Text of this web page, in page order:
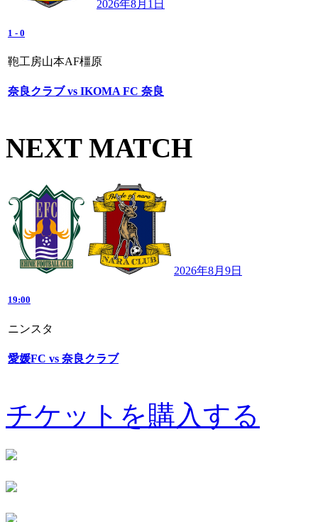
2026年8月1日
1 - 0
鞄工房山本AF橿原
奈良クラブ vs IKOMA FC 奈良
NEXT MATCH
2026年8月9日
19:00
ニンスタ
愛媛FC vs 奈良クラブ
チケットを購入する